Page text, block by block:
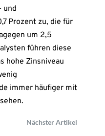
und
Prozent zu, die für
um 2,5
führen diese
hohe Zinsniveau
immer häufiger mit
Nächster Artikel